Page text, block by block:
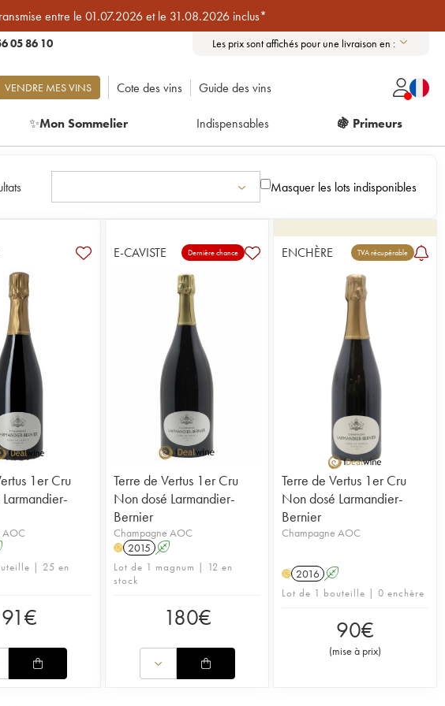
entre le 01.07.2026 et le 31.08.2026 inclus*
05 86 10 Les prix sont affichés pour une livraison en :
VENDRE MES VINS Cote des vins Guide des vins
✨Mon Sommelier Indispensables 🍇 Primeurs
Masquer les lots indisponibles
1er Cru
AOC
| 25 en
91€
E-CAVISTE Dernière chance
Terre de Vertus 1er Cru
Non dosé Larmandier-
Bernier
Champagne AOC
H 2015 A
Lot de 1 magnum | 12 en
stock
180€
ENCHÈRE TVA récupérable
Terre de Vertus 1er Cru
Non dosé Larmandier-
Bernier
Champagne AOC
H 2016 A
Lot de 1 bouteille | 0 enchère
90€
(mise à prix)